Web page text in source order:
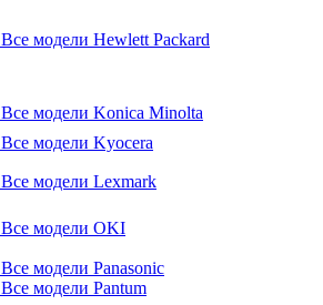
Все модели Hewlett Packard
Все модели Konica Minolta
Все модели Kyocera
Все модели Lexmark
Все модели OKI
Все модели Panasonic
Все модели Pantum